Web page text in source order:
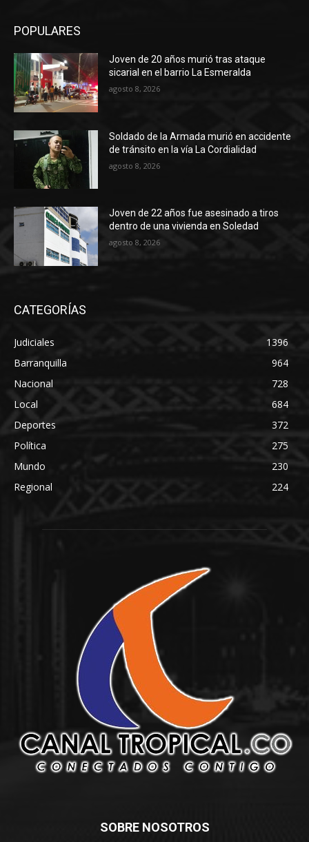
POPULARES
Joven de 20 años murió tras ataque
sicarial en el barrio La Esmeralda
agosto 8, 2026
Soldado de la Armada murió en accidente
de tránsito en la vía La Cordialidad
agosto 8, 2026
Joven de 22 años fue asesinado a tiros
dentro de una vivienda en Soledad
agosto 8, 2026
CATEGORÍAS
Judiciales
1396
Barranquilla
964
Nacional
728
Local
684
Deportes
372
Política
275
Mundo
230
Regional
224
SOBRE NOSOTROS